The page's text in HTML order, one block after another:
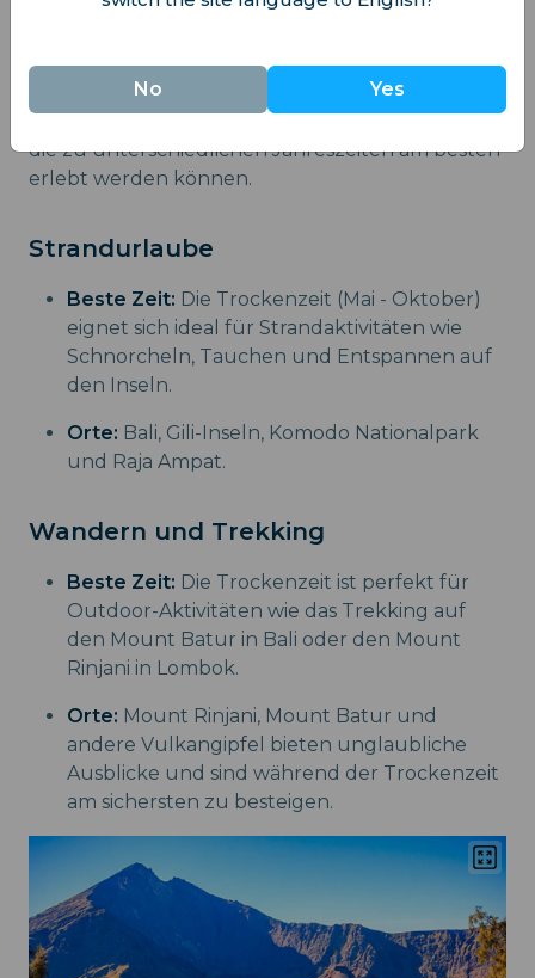
Aktivitäten
die zu unterschiedlichen Jahreszeiten am besten
erlebt werden können.
Strandurlaube
Beste Zeit: Die Trockenzeit (Mai - Oktober)
eignet sich ideal für Strandaktivitäten wie
Schnorcheln, Tauchen und Entspannen auf
den Inseln.
Orte: Bali, Gili-Inseln, Komodo Nationalpark
und Raja Ampat.
Wandern und Trekking
Beste Zeit: Die Trockenzeit ist perfekt für
Outdoor-Aktivitäten wie das Trekking auf
den Mount Batur in Bali oder den Mount
Rinjani in Lombok.
Orte: Mount Rinjani, Mount Batur und
andere Vulkangipfel bieten unglaubliche
Ausblicke und sind während der Trockenzeit
am sichersten zu besteigen.
No Yes